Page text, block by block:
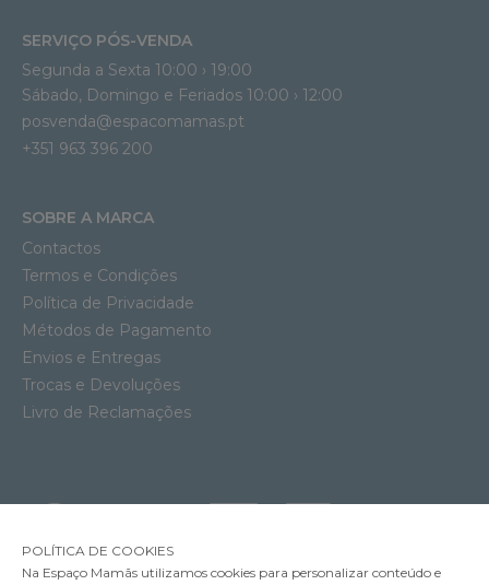
SERVIÇO PÓS-VENDA
Segunda a Sexta 10:00 › 19:00
Sábado, Domingo e Feriados 10:00 › 12:00
posvenda@espacomamas.pt
+351 963 396 200
SOBRE A MARCA
Contactos
Termos e Condições
Política de Privacidade
Métodos de Pagamento
Envios e Entregas
Trocas e Devoluções
Livro de Reclamações
POLÍTICA DE COOKIES
Na Espaço Mamãs utilizamos cookies para personalizar conteúdo e